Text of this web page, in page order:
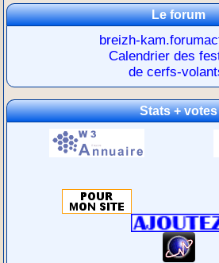
Le forum
breizh-
Calendrier des
de cerfs-
Stats + votes